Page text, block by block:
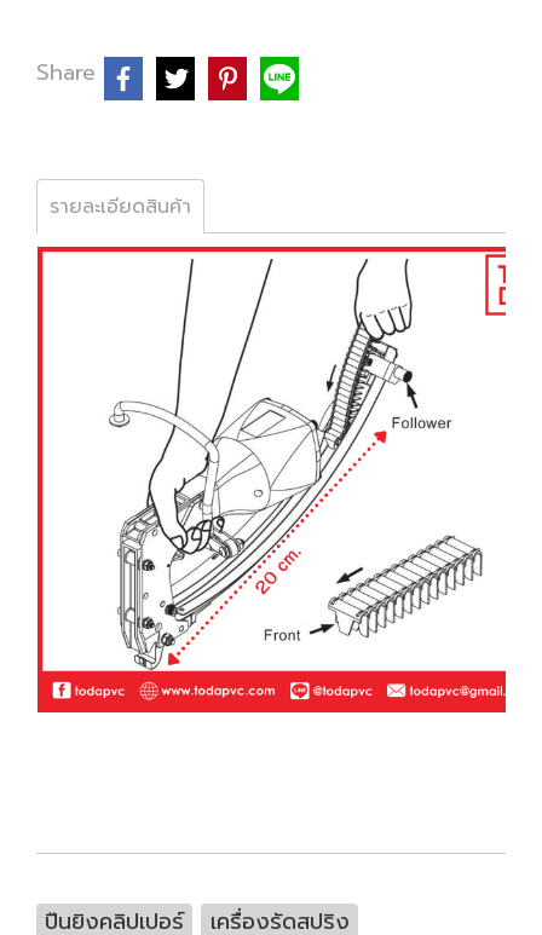
Share
รายละเอียดสินค้า
ปืนยิงคลิปเปอร์ เครื่องรัดสปริง